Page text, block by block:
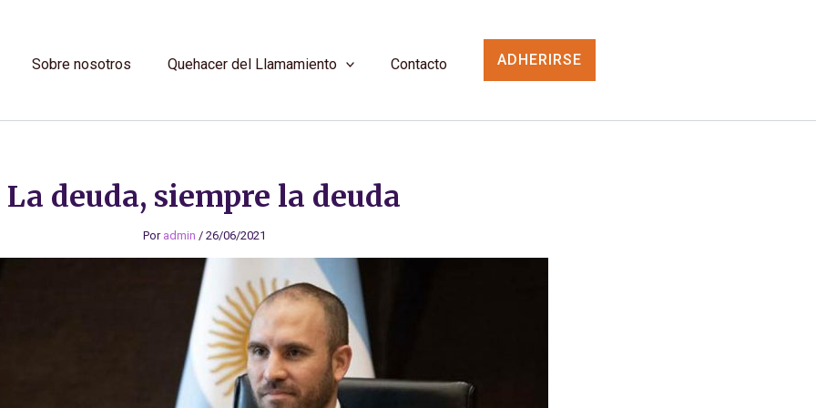
Sobre nosotros Quehacer del Llamamiento Contacto ADHERIRSE
La deuda, siempre la deuda
Por admin / 26/06/2021